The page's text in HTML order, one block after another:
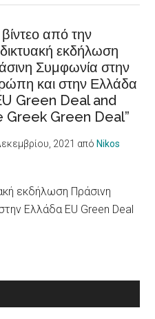
από την
εκδήλωση
Συμφωνία στην
και στην Ελλάδα
Green Deal and
Greek Green Deal”
2021 από Nikos
εκδήλωση Πράσινη
Ελλάδα EU Green Deal